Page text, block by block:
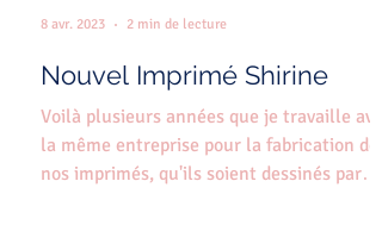
Nouvel Imprimé Shirine
Voilà plusieurs années que je travaille avec
la même entreprise pour la fabrication de
nos imprimés, qu'ils soient dessinés par
8 avr. 2023 2 min de lecture